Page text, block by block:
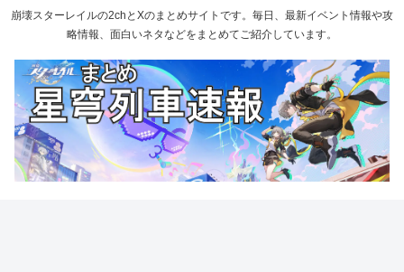
崩壊スターレイルの2chとXのまとめサイトです。毎日、最新イベント情報や攻
略情報、面白いネタなどをまとめてご紹介しています。